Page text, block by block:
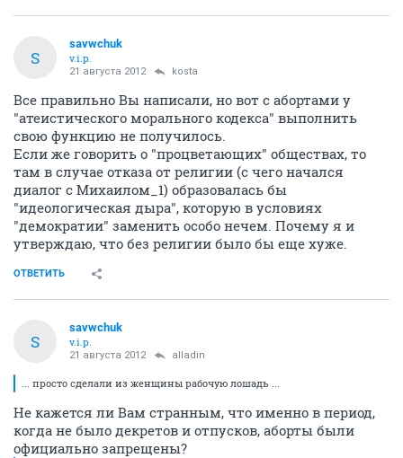
S
savwchuk
v.i.p.
21 августа 2012 kosta
Все правильно Вы написали, но вот с абортами у
"атеистического морального кодекса" выполнить
свою функцию не получилось.
Если же говорить о "процветающих" обществах, то
там в случае отказа от религии (с чего начался
диалог с Михаилом_1) образовалась бы
"идеологическая дыра", которую в условиях
"демократии" заменить особо нечем. Почему я и
утверждаю, что без религии было бы еще хуже.
ОТВЕТИТЬ
S
savwchuk
v.i.p.
21 августа 2012 alladin
... просто сделали из женщины рабочую лошадь ...
Не кажется ли Вам странным, что именно в период,
когда не было декретов и отпусков, аборты были
официально запрещены?